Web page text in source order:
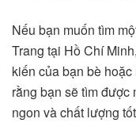
Nếu bạn muốn tìm
Trang tại Hồ Chí
kiến của bạn bè
rằng bạn sẽ tìm được
ngon và chất lượng